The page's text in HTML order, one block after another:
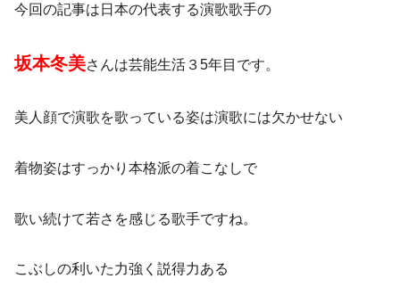
今回の記事は日本の代表する演歌歌手の
坂本冬美さんは芸能生活３5年目です。
美人顔で演歌を歌っている姿は演歌には欠かせない
着物姿はすっかり本格派の着こなしで
歌い続けて若さを感じる歌手ですね。
こぶしの利いた力強く説得力ある